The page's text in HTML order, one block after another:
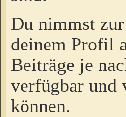
Du nimmst
deinem Profil
Beiträge je
verfügbar und
können.